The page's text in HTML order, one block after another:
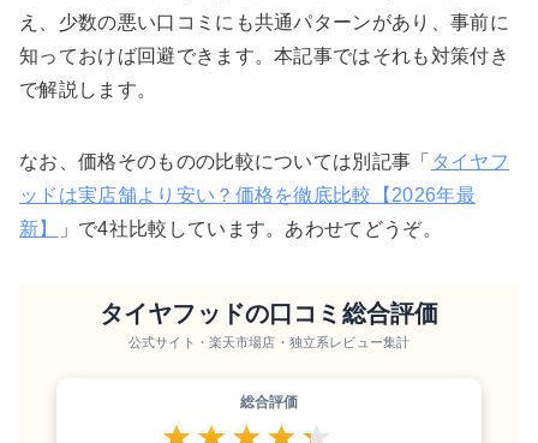
え、少数の悪い口コミにも共通パターンがあり、事前に
知っておけば回避できます。本記事ではそれも対策付き
で解説します。
なお、価格そのものの比較については別記事「 タイヤフ
ッドは実店舗より安い？価格を徹底比較【2026年最
新】
」で4社比較しています。あわせてどうぞ。
タイヤフッドの口コミ総合評価
公式サイト・楽天市場店・独立系レビュー集計
総合評価